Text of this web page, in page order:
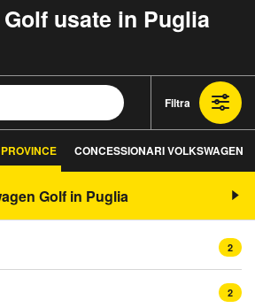
usate in Puglia
Filtra
CONCESSIONARI VOLKSWAGEN
Golf in Puglia
2
2